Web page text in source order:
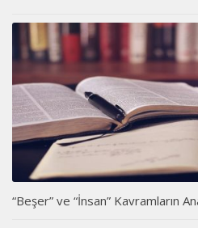
“Beşer” ve “İnsan” Kavramların